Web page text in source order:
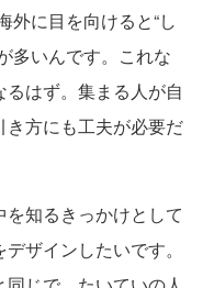
外に目を向けると“し
多いんです。これな
はず。集まる人が自
方にも工夫が必要だ
知るきっかけとして
ザインしたいです。